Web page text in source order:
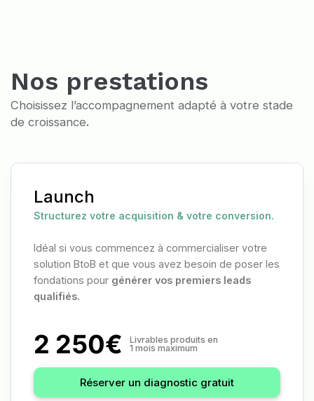
Nos prestations
Choisissez l’accompagnement adapté à votre stade
de croissance.
Launch
Structurez votre acquisition & votre conversion.
Idéal si vous commencez à commercialiser votre
solution BtoB et que vous avez besoin de poser les
fondations pour générer vos premiers leads
qualifiés.
2 250€
Livrables produits en
1 mois maximum
Réserver un diagnostic gratuit